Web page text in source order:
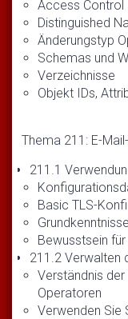
Access Control
Distinguished
Änderungstyp
Schemas und
Verzeichnisse
Objekt IDs,
Thema 211: E-
211.1
Basic TLS-
Bewusstsein
211.2 Verwalten
Verständnis
Operatoren
Verwenden Sie